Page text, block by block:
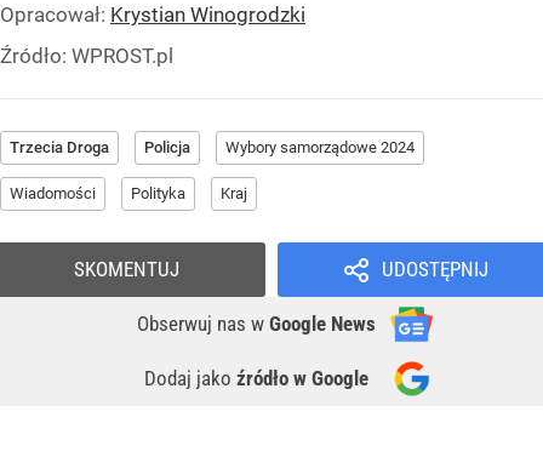
Opracował: Krystian Winogrodzki
Źródło: WPROST.pl
Trzecia Droga Policja Wybory samorządowe 2024
Wiadomości Polityka Kraj
UDOSTĘPNIJ
Obserwuj nas w Google News
Dodaj jako źródło w Google
SKOMENTUJ